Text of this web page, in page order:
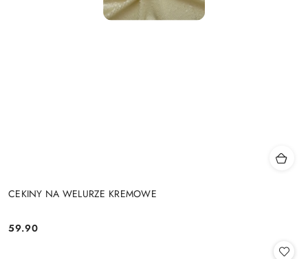
CEKINY NA WELURZE KREMOWE
Cena:
59.90